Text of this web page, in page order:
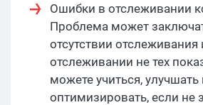
Ошибки в отслеживании
Проблема может
отсутствии
отслеживании не тех
можете учиться, улучшать
оптимизировать, если не